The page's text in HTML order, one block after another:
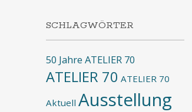
SCHLAGWÖRTER
50 Jahre ATELIER 70
ATELIER 70 ATELIER 70
Aktuell Ausstellung